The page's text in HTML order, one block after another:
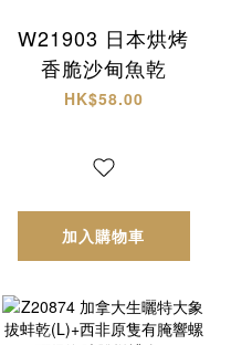
W21903 日本烘烤
香脆沙甸魚乾
HK$58.00
加入購物車